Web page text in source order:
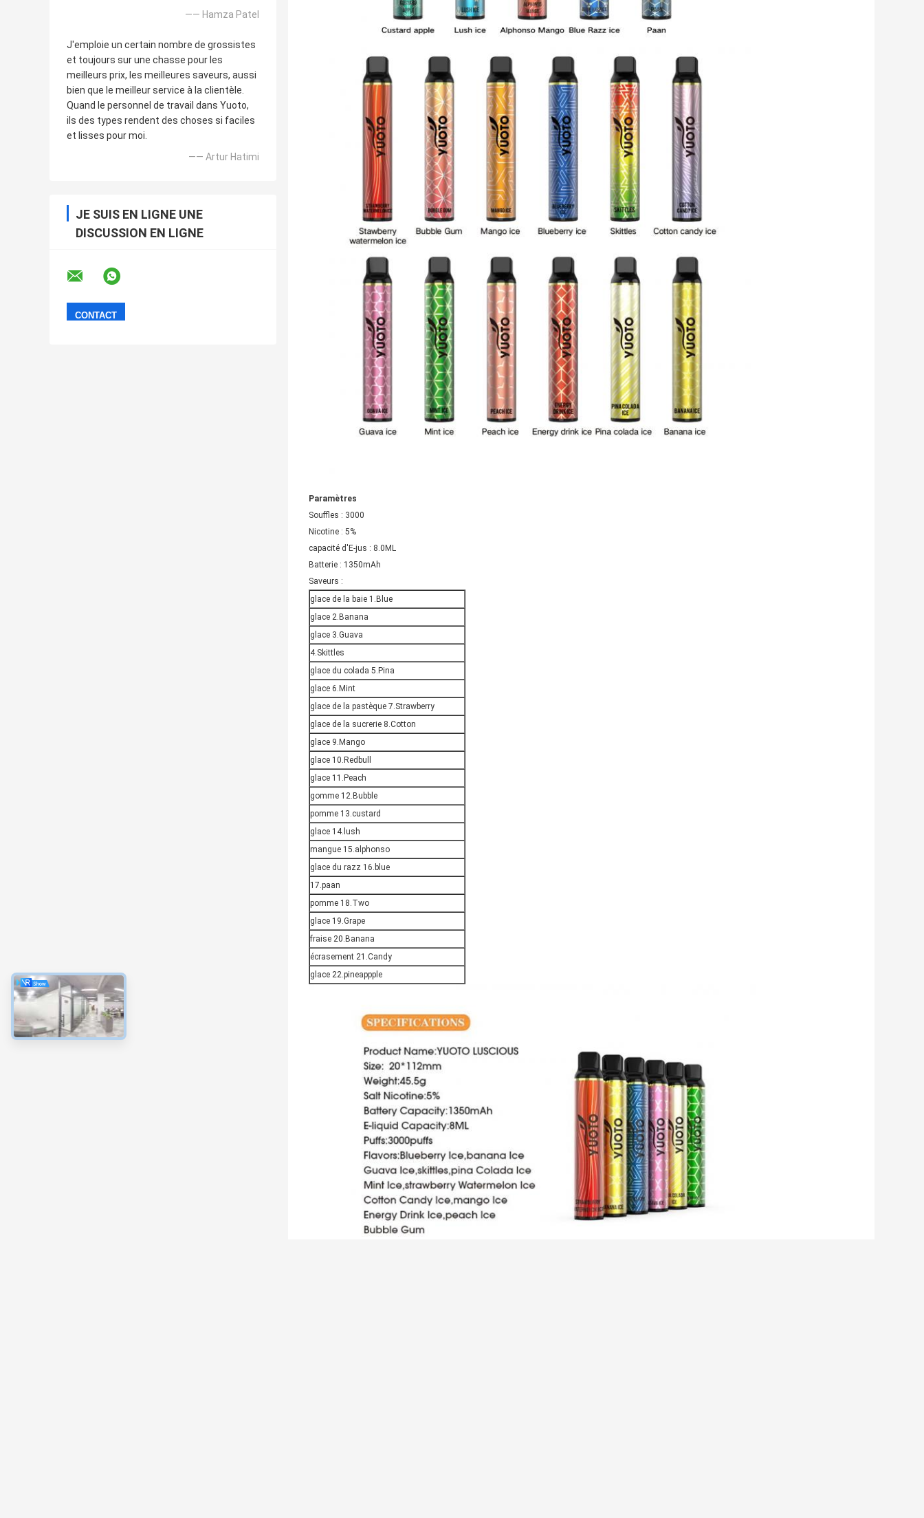
—— Hamza Patel
J'emploie un certain nombre de grossistes
et toujours sur une chasse pour les
meilleurs prix, les meilleures saveurs, aussi
bien que le meilleur service à la clientèle.
Quand le personnel de travail dans Yuoto,
ils des types rendent des choses si faciles
et lisses pour moi.
—— Artur Hatimi
JE SUIS EN LIGNE UNE
DISCUSSION EN LIGNE
Paramètres
Souffles : 3000
Nicotine : 5%
capacité d'E-jus : 8.0ML
Batterie : 1350mAh
Saveurs :
glace de la baie 1.Blue
glace 2.Banana
glace 3.Guava
4.Skittles
glace du colada 5.Pina
glace 6.Mint
glace de la pastèque 7.Strawberry
glace de la sucrerie 8.Cotton
glace 9.Mango
glace 10.Redbull
glace 11.Peach
gomme 12.Bubble
pomme 13.custard
glace 14.lush
mangue 15.alphonso
glace du razz 16.blue
17.paan
pomme 18.Two
glace 19.Grape
fraise 20.Banana
écrasement 21.Candy
glace 22.pineappple